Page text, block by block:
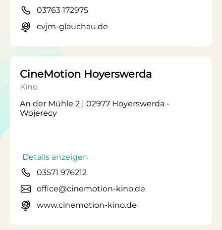
03763 172975
cvjm-glauchau.de
CineMotion Hoyerswerda
Kino
An der Mühle 2 | 02977 Hoyerswerda -
Wojerecy
Details anzeigen
03571 976212
office@cinemotion-kino.de
www.cinemotion-kino.de